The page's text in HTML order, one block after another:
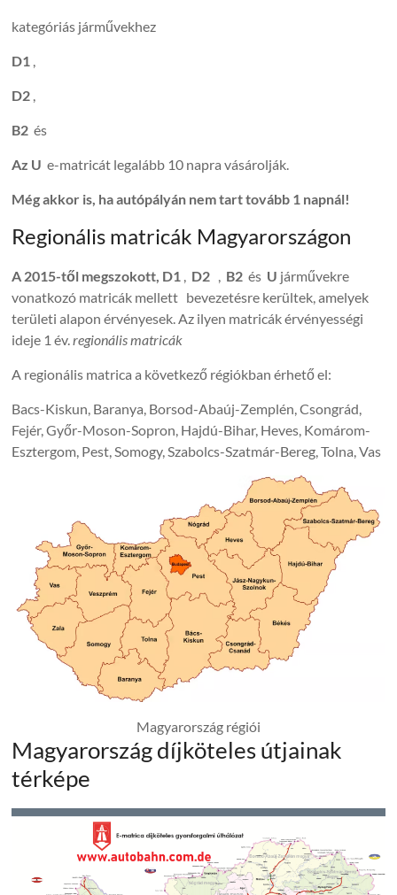
kategóriás járművekhez
D1
D2
B2 és
Az U e-matricát legalább 10 napra vásárolják.
Még akkor is, ha autópályán nem tart tovább 1 napnál!
Regionális matricák Magyarországon
A 2015-től megszokott, D1 D2 B2 és U járművekre
vonatkozó matricák mellett bevezetésre kerültek, amelyek
területi alapon érvényesek. Az ilyen matricák érvényességi
ideje 1 év. regionális matricák
A regionális matrica a következő régiókban érhető el:
Bacs-Kiskun, Baranya, Borsod-Abaúj-Zemplén, Csongrád,
Fejér, Győr-Moson-Sopron, Hajdú-Bihar, Heves, Komárom-
Esztergom, Pest, Somogy, Szabolcs-Szatmár-Bereg, Tolna, Vas
Magyarország régiói
Magyarország díjköteles útjainak
térképe